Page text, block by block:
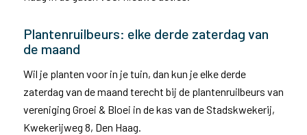
Plantenruilbeurs: elke derde zaterdag van
de maand
Wil je planten voor in je tuin, dan kun je elke derde
zaterdag van de maand terecht bij de plantenruilbeurs van
vereniging Groei & Bloei in de kas van de Stadskwekerij,
Kwekerijweg 8, Den Haag.